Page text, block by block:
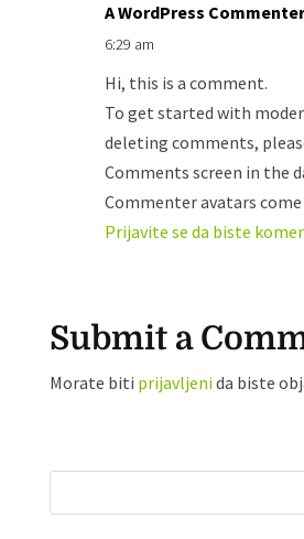
A WordPress Commenter
6:29 am
Hi, this is a comment.
To get started with
deleting comments,
Comments screen in the
Commenter avatars
Prijavite se da biste
Submit a
Morate biti prijavljenida biste